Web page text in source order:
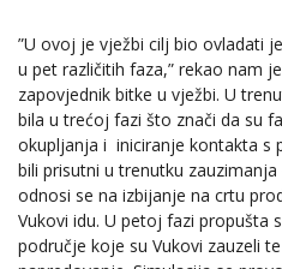
”U ovoj je vježbi cilj bio ovladati
u pet različitih faza,” rekao nam
zapovjednik bitke u vježbi. U
bila u trećoj fazi što znači da su
okupljanja i iniciranje kontakta s
bili prisutni u trenutku
odnosi se na izbijanje na crtu
Vukovi idu. U petoj fazi propušta
područje koje su Vukovi zauzeli